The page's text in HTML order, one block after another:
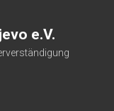
e.V.